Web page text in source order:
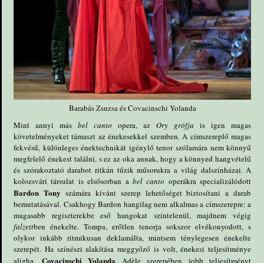
Barabás Zsuzsa ésCovacinschi Yolanda
Mint annyi másbel canto opera, azOry grófja is igen magas
követelményeket támaszt az énekesekkel szemben. A címszereplő magas
fekvésű, különleges énektechnikát igénylő tenor szólamára nem könnyű
megfelelő énekest találni, s ez az oka annak, hogy a könnyed hangvételű
és szórakoztató darabot ritkán tűzik műsorukra a világ dalszínházai. A
kolozsvári társulat is elsősorban a bel canto operákra specializálódott
Bardon Tony számára kívánt szerep lehetőséget biztosítani a darab
bemutatásával. Csakhogy Bardon hangilag nem alkalmas a címszerepre: a
magasabb regiszterekbe eső hangokat színtelenül, majdnem végig
falzettben énekelte. Tompa, erőtlen tenorja sokszor elvékonyodott, s
olykor inkább ritmikusan deklamálta, mintsem ténylegesen énekelte
szerepét. Ha színészi alakítása meggyőző is volt, énekesi teljesítménye
aligha. Covacinschi Yolanda Adèle szerepében jobb teljesítményt